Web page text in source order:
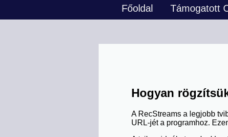
Főoldal Támogatott
Hogyan
A RecStreams a legjobb
URL-jét a programhoz.